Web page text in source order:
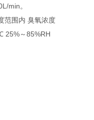
min。
范围内 臭氧浓度
～85%RH